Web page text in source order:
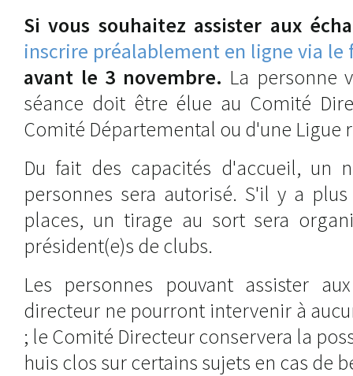
Si vous souhaitez assister aux
inscrire préalablement en ligne via
avant le 3 novembre. La personne
séance doit être élue au Comité
Comité Départemental ou d'une Ligue
Du fait des capacités d'accueil, un
personnes sera autorisé. S'il y a
places, un tirage au sort sera
président(e)s de clubs.
Les personnes pouvant assister
directeur ne pourront intervenir à
; le Comité Directeur conservera la
huis clos sur certains sujets en cas de